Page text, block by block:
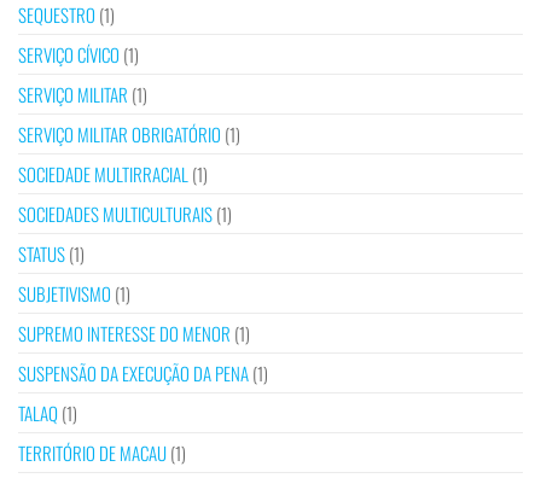
SEQUESTRO (1)
SERVIÇO CÍVICO (1)
SERVIÇO MILITAR (1)
SERVIÇO MILITAR OBRIGATÓRIO (1)
SOCIEDADE MULTIRRACIAL (1)
SOCIEDADES MULTICULTURAIS(1)
STATUS(1)
SUBJETIVISMO (1)
SUPREMO INTERESSE DO MENOR (1)
SUSPENSÃO DA EXECUÇÃO DA PENA(1)
TALAQ(1)
TERRITÓRIO DE MACAU(1)